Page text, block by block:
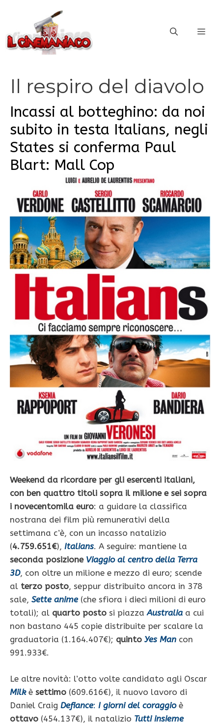
contenuto
Il respiro del diavolo
Incassi al botteghino: da noi
subito in testa Italians, negli
States si conferma Paul
Blart: Mall Cop
Weekend da ricordare per gli esercenti italiani,
con ben quattro titoli sopra il milione e sei sopra
i novecentomila euro: a guidare la classifica
nostrana dei film più remunerativi della
settimana c’è, con un incasso natalizio
(4.759.651€), Italians. A seguire: mantiene la
seconda posizione Viaggio al centro della Terra
3D, con oltre un milione e mezzo di euro; scende
al terzo posto, seppur distribuito ancora in 378
sale, Sette anime(che sfiora i dieci milioni di euro
totali); al quarto posto si piazzaAustralia a cui
non bastano 445 copie distribuite per scalare la
graduatoria (1.164.407€); quinto Yes Man con
991.933€.
Le altre novità: l’otto volte candidato agli Oscar
Milkè settimo (609.616€), il nuovo lavoro di
Daniel Craig Defiance: I giorni del coraggioè
ottavo (454.137€), il natalizio Tutti insieme